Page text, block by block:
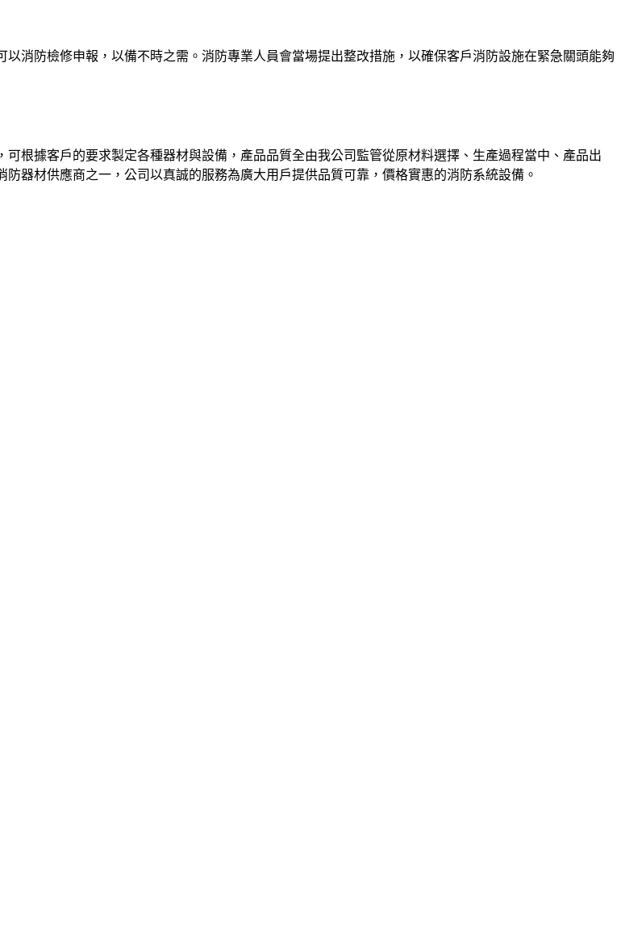
消防檢修申報，以備不時之需。消防專業人員會當場提出整改措施，以確保客戶消防設施在緊急關頭能夠
可根據客戶的要求製定各種器材與設備，產品品質全由我公司監管從原材料選擇、生產過程當中、產品出
器材供應商之一，公司以真誠的服務為廣大用戶提供品質可靠，價格實惠的消防系統設備。